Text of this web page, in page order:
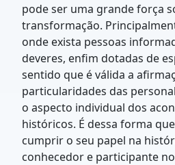
pode ser uma grande força
transformação.
onde exista pessoas
deveres, enfim dotadas de
sentido que é válida a
particularidades das
o aspecto individual dos
históricos. É dessa forma
cumprir o seu papel na
conhecedor e participante